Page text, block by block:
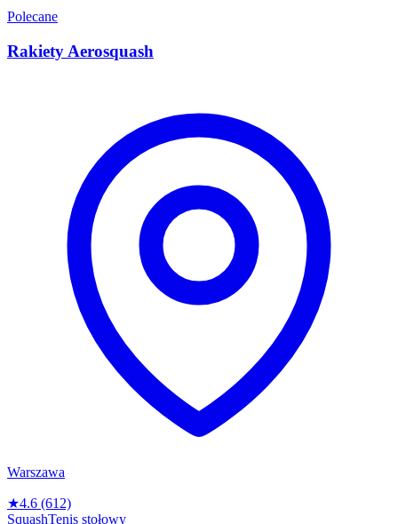
Polecane
Rakiety Aerosquash
Warszawa
★4.6 (612)
SquashTenis stołowy